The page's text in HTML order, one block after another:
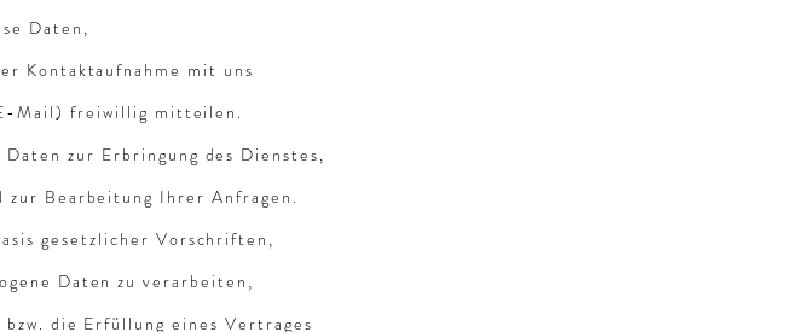
Daten,
Kontaktaufnahme mit uns
Mail) freiwillig mitteilen.
zur Erbringung des Dienstes,
zur Bearbeitung Ihrer Anfragen.
gesetzlicher Vorschriften,
Daten zu verarbeiten,
die Erfüllung eines Vertrages